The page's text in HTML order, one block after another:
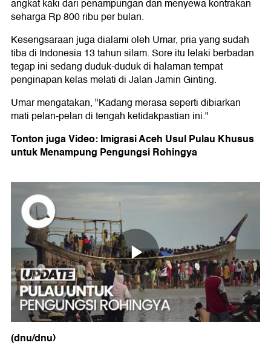
angkat kaki dari penampungan dan menyewa kontrakan
seharga Rp 800 ribu per bulan.
Kesengsaraan juga dialami oleh Umar, pria yang sudah
tiba di Indonesia 13 tahun silam. Sore itu lelaki berbadan
tegap ini sedang duduk-duduk di halaman tempat
penginapan kelas melati di Jalan Jamin Ginting.
Umar mengatakan, "Kadang merasa seperti dibiarkan
mati pelan-pelan di tengah ketidakpastian ini."
Tonton juga Video: Imigrasi Aceh Usul Pulau Khusus
untuk Menampung Pengungsi Rohingya
(dnu/dnu)